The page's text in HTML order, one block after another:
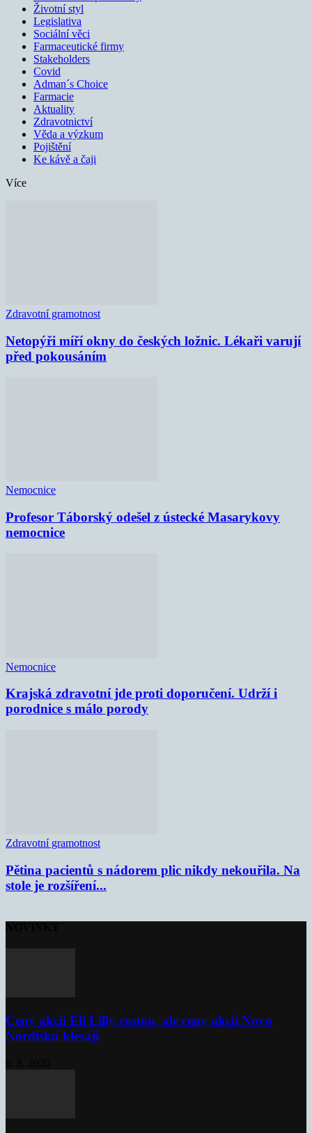
Životní styl
Legislativa
Sociální věci
Farmaceutické firmy
Stakeholders
Covid
Adman´s Choice
Farmacie
Aktuality
Zdravotnictví
Věda a výzkum
Pojištění
Ke kávě a čaji
Více
Zdravotní gramotnost
Netopýři míří okny do českých ložnic. Lékaři varují
před pokousáním
Nemocnice
Profesor Táborský odešel z ústecké Masarykovy
nemocnice
Nemocnice
Krajská zdravotní jde proti doporučení. Udrží i
porodnice s málo porody
Zdravotní gramotnost
Pětina pacientů s nádorem plic nikdy nekouřila. Na
stole je rozšíření...
Ceny akcií Eli Lilly rostou, ale ceny akcií Novo
Nordisku klesají